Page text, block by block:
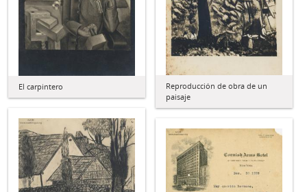
El carpintero
Reproducción de obra de un
paisaje